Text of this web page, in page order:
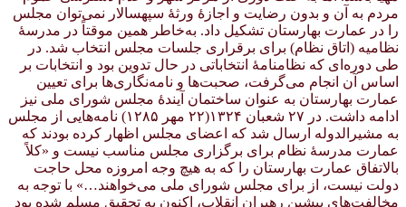
مردم به آن و بدون رضایت و اجازهٔ ورثهٔ سپهسالار نمی‌توان مجلس
را در عمارت بهارستان تشکیل داد. به‌خاطر همین موقتاً در مدرسهٔ
نظامیه (اتاق نظام) برای برقراری جلسات مجلس انتخاب شد. در
طی دوره‌ای که نظامنامهٔ انتخاباتی در حال تدوین بود و انتخابات بر
اساس آن انجام می‌گرفت، صحبت‌ها و نامه‌نگاری‌ها برای تعیین
عمارت بهارستان به عنوان ساختمان آیندهٔ مجلس شورای ملی نیز
ادامه داشت. در ۲۷ شعبان ۱۳۲۴(۲۲ مهر ۱۲۸۵) نامه‌هایی از مجلس
به مشیرالدوله ارسال شد که اعضای مجلس اظهار کرده بودند که
عمارت مدرسهٔ نظام برای برگزاری مجلس مناسب نیست و «کلاً
بالاتفاق عمارت بهارستان را که به هیچ وجه امروزه محل حاجت
دولت نیست، از برای مجلس شورای ملی می‌خواهند…» با توجه به
مخالفت‌های پیشین رهبران انقلاب، اکنون به تحقیق مسلم شده بود